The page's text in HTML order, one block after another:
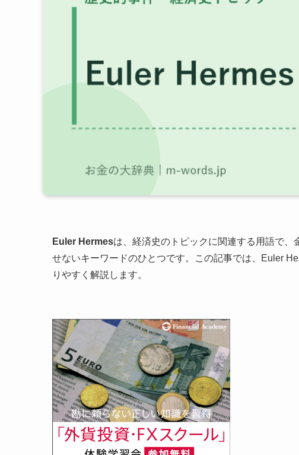
Euler Hermesは、経済史のトピックに関連する用語で
せないキーワードのひとつです。この記事では、Euler
りやすく解説します。